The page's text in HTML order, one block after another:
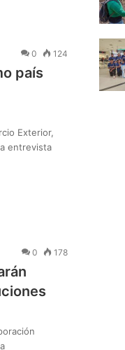
0 124
país
Exterior,
entrevista
0 178